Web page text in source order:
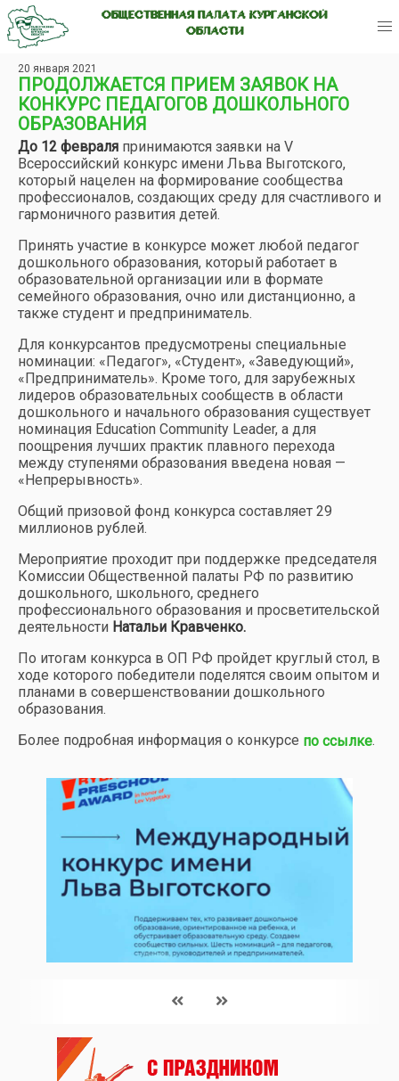
ОБЩЕСТВЕННАЯ ПАЛАТА КУРГАНСКОЙ
ОБЛАСТИ
20 января 2021
ПРОДОЛЖАЕТСЯ ПРИЕМ ЗАЯВОК НА
КОНКУРС ПЕДАГОГОВ ДОШКОЛЬНОГО
ОБРАЗОВАНИЯ
До 12 февраля принимаются заявки на V
Всероссийский конкурс имени Льва Выготского,
который нацелен на формирование сообщества
профессионалов, создающих среду для счастливого и
гармоничного развития детей.
Принять участие в конкурсе может любой педагог
дошкольного образования, который работает в
образовательной организации или в формате
семейного образования, очно или дистанционно, а
также студент и предприниматель.
Для конкурсантов предусмотрены специальные
номинации: «Педагог», «Студент», «Заведующий»,
«Предприниматель». Кроме того, для зарубежных
лидеров образовательных сообществ в области
дошкольного и начального образования существует
номинация Education Community Leader, а для
поощрения лучших практик плавного перехода
между ступенями образования введена новая —
«Непрерывность».
Общий призовой фонд конкурса составляет 29
миллионов рублей.
Мероприятие проходит при поддержке председателя
Комиссии Общественной палаты РФ по развитию
дошкольного, школьного, среднего
профессионального образования и просветительской
деятельности Натальи Кравченко.
По итогам конкурса в ОП РФ пройдет круглый стол, в
ходе которого победители поделятся своим опытом и
планами в совершенствовании дошкольного
образования.
Более подробная информация о конкурсе по ссылке.